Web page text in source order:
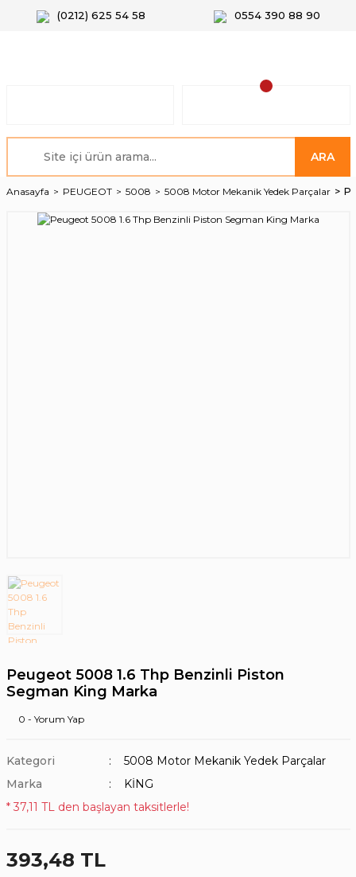
(0212) 625 54 58 0554 390 88 90
ARA
Anasayfa PEUGEOT 5008 5008 Motor Mekanik Yedek Parçalar
Peugeot 5008 1.6 Thp Benzinli Piston
Segman King Marka
0 - Yorum Yap
Kategori
5008 Motor Mekanik Yedek Parçalar
Marka
KİNG
* 37,11 TL den başlayan taksitlerle!
393,48 TL